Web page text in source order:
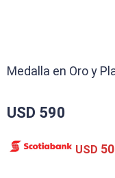
Medalla en Oro y
USD 590
USD